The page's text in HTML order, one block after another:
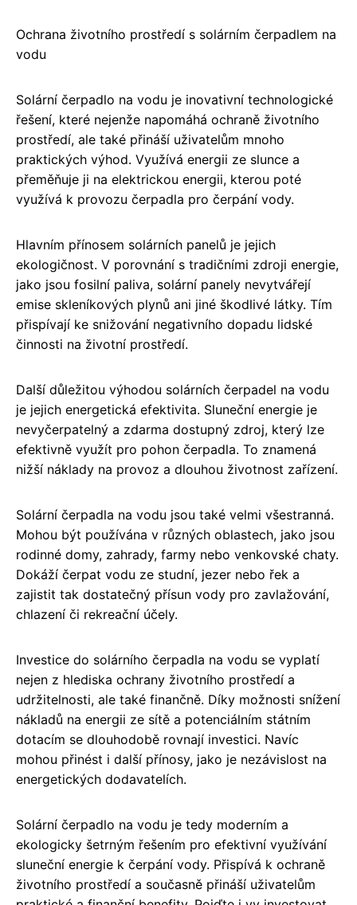
Ochrana životního prostředí s solárním čerpadlem na
vodu
Solární čerpadlo na vodu je inovativní technologické
řešení, které nejenže napomáhá ochraně životního
prostředí, ale také přináší uživatelům mnoho
praktických výhod. Využívá energii ze slunce a
přeměňuje ji na elektrickou energii, kterou poté
využívá k provozu čerpadla pro čerpání vody.
Hlavním přínosem solárních panelů je jejich
ekologičnost. V porovnání s tradičními zdroji energie,
jako jsou fosilní paliva, solární panely nevytvářejí
emise skleníkových plynů ani jiné škodlivé látky. Tím
přispívají ke snižování negativního dopadu lidské
činnosti na životní prostředí.
Další důležitou výhodou solárních čerpadel na vodu
je jejich energetická efektivita. Sluneční energie je
nevyčerpatelný a zdarma dostupný zdroj, který lze
efektivně využít pro pohon čerpadla. To znamená
nižší náklady na provoz a dlouhou životnost zařízení.
Solární čerpadla na vodu jsou také velmi všestranná.
Mohou být používána v různých oblastech, jako jsou
rodinné domy, zahrady, farmy nebo venkovské chaty.
Dokáží čerpat vodu ze studní, jezer nebo řek a
zajistit tak dostatečný přísun vody pro zavlažování,
chlazení či rekreační účely.
Investice do solárního čerpadla na vodu se vyplatí
nejen z hlediska ochrany životního prostředí a
udržitelnosti, ale také finančně. Díky možnosti snížení
nákladů na energii ze sítě a potenciálním státním
dotacím se dlouhodobě rovnají investici. Navíc
mohou přinést i další přínosy, jako je nezávislost na
energetických dodavatelích.
Solární čerpadlo na vodu je tedy moderním a
ekologicky šetrným řešením pro efektivní využívání
sluneční energie k čerpání vody. Přispívá k ochraně
životního prostředí a současně přináší uživatelům